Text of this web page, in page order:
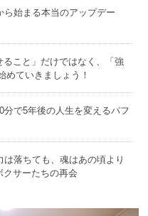
始まる本当のアップデー
こと」だけではなく、「強
めていきましょう！
で5年後の人生を変えるパフ
落ちても、魂はあの頃より
クサーたちの再会